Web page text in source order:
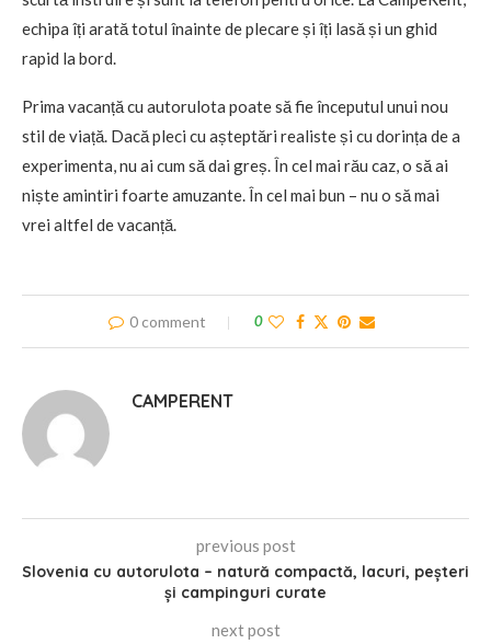
echipa îți arată totul înainte de plecare și îți lasă și un ghid
rapid la bord.
Prima vacanță cu autorulota poate să fie începutul unui nou
stil de viață. Dacă pleci cu așteptări realiste și cu dorința de a
experimenta, nu ai cum să dai greș. În cel mai rău caz, o să ai
niște amintiri foarte amuzante. În cel mai bun – nu o să mai
vrei altfel de vacanță.
0 comment 0
CAMPERENT
previous post
Slovenia cu autorulota – natură compactă, lacuri, peșteri
și campinguri curate
next post